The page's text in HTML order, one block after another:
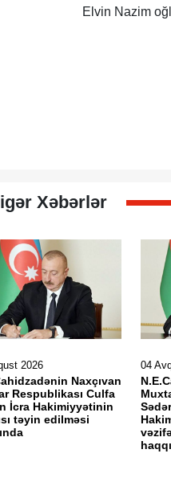
Elvin Nazim
Xəbərlər
2026
Naxçıvan
Respublikası Culfa
İcra Hakimiyyətinin
təyin edilməsi
04